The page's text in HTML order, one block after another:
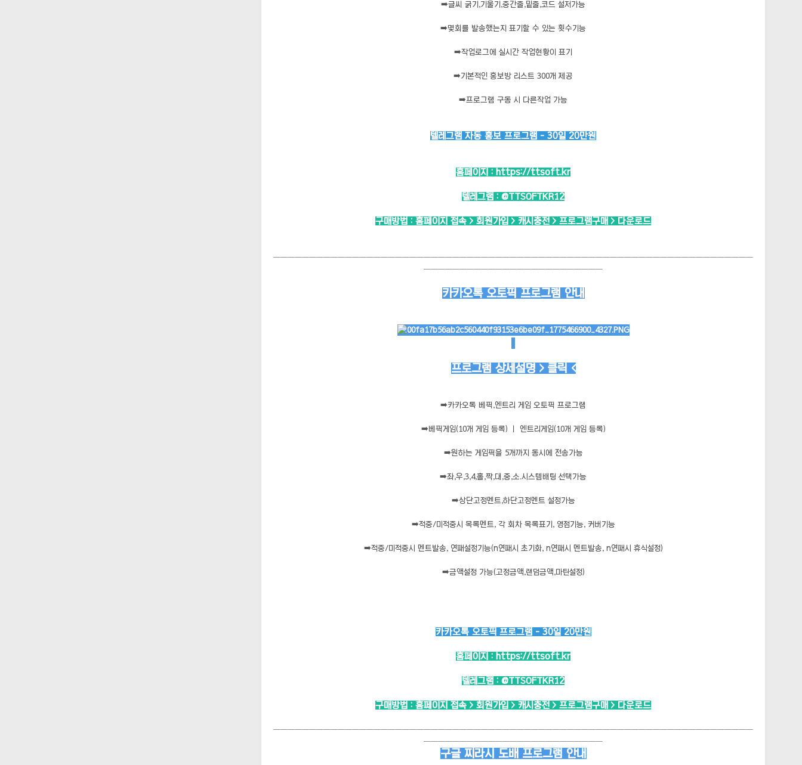
➡️글씨 굵기,기울기,중간줄,밑줄,코드 설저가능
➡️몇회를 발송했는지 표기할 수 있는 횟수기능
➡️작업로그에 실시간 작업현황이 표기
➡️기본적인 홍보방 리스트 300개 제공
➡️프로그램 구동 시 다른작업 가능
텔레그램 자동 홍보 프로그램 - 30일 20만원
홈페이지 : https://ttsoft.kr
텔레그램 : @TTSOFTKR12
구매방법 : 홈페이지 접속 > 회원가입 > 캐시충전 > 프로그램구매 > 다운로드
───────────────────────────────────────────────────────────────────
─────────────────────────
카카오톡 오토픽 프로그램 안내
프로그램 상세설명 > 클릭 <
➡️카카오톡 베픽,엔트리 게임 오토픽 프로그램
➡️ 베픽게임(10개 게임 등록) ㅣ 엔트리게임(10개 게임 등록)
➡️원하는 게임픽을 5개까지 동시에 전송가능
➡️좌,우,3,4,홀,짝,대,중,소.시스템배팅 선택가능
➡️상단고정멘트,하단고정멘트 설정가능
➡️적중/미적중시 목록멘트, 각 회차 목록표기, 영점기능, 커버기능
➡️적중/미적중시 멘트발송, 연패설정기능(n연패시 초기화, n연패시 멘트발송, n연패시 휴식설정)
➡️금액설정 가능(고정금액,랜덤금액,마틴설정)
카카오톡 오토픽 프로그램 - 30일 20만원
홈페이지 : https://ttsoft.kr
텔레그램 : @TTSOFTKR12
구매방법 : 홈페이지 접속 > 회원가입 > 캐시충전 > 프로그램구매 > 다운로드
───────────────────────────────────────────────────────────────────
─────────────────────────
구글 찌라시 도배 프로그램 안내